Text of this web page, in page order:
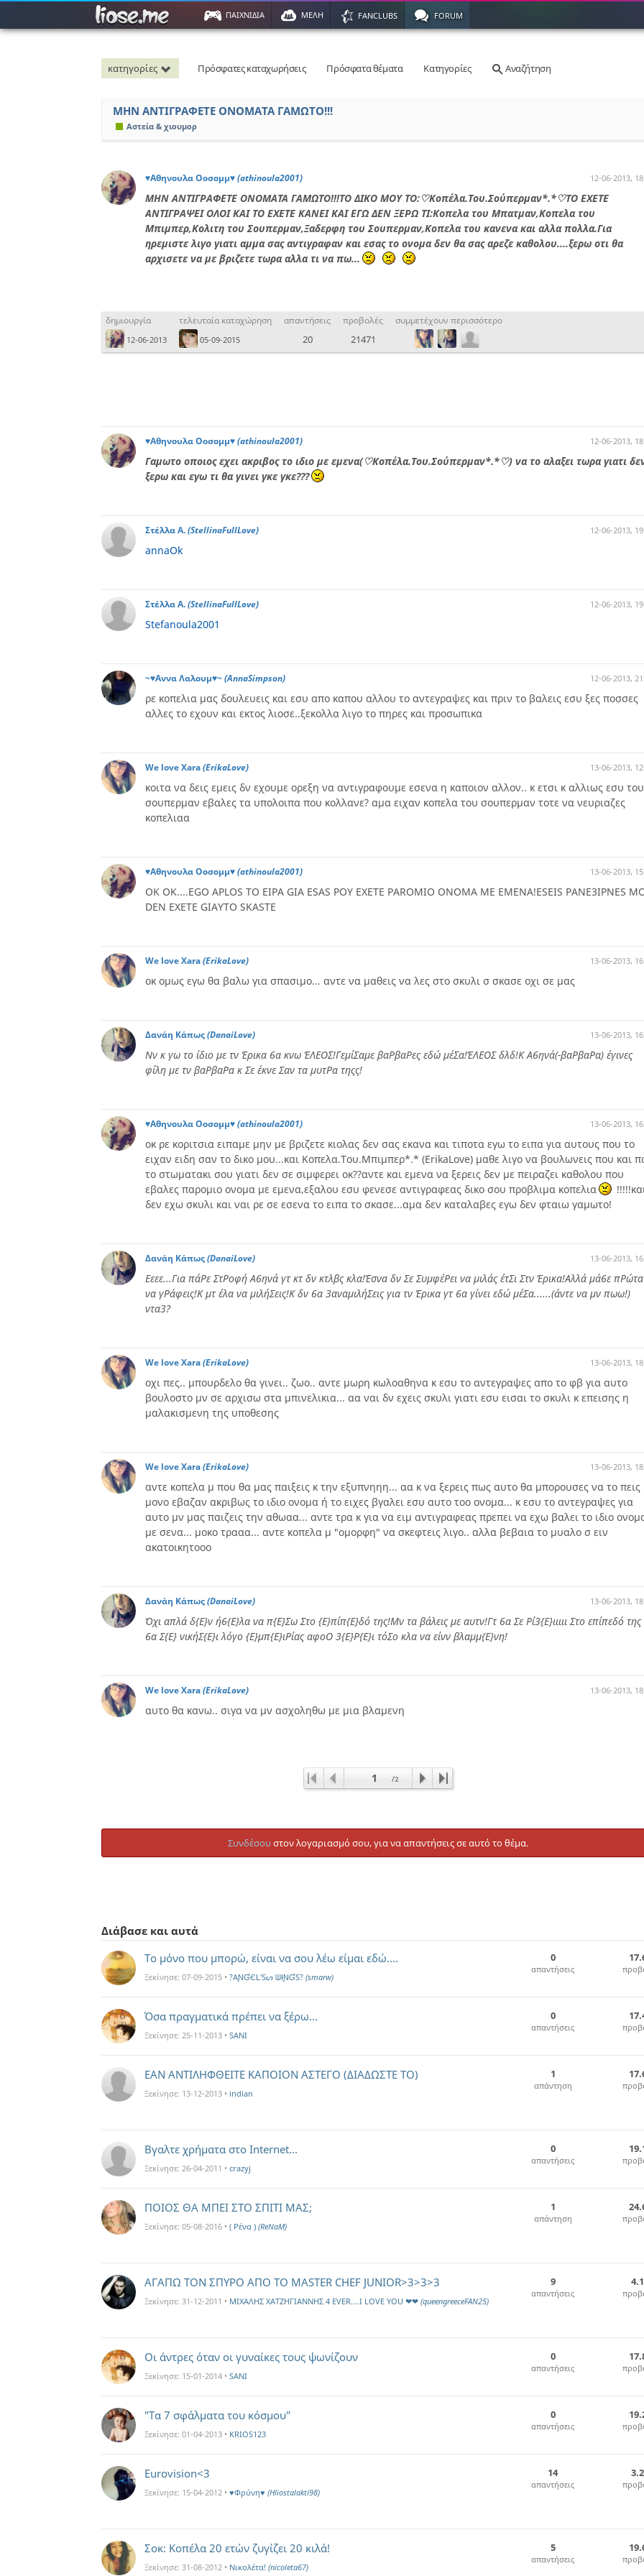
ΠΑΙΧΝΙΔΙΑ ΜΕΛΗ FANCLUBS FORUM
κατηγορίες Πρόσφατες καταχωρήσεις Πρόσφατα θέματα Κατηγορίες Αναζήτηση
ΜΗΝ ΑΝΤΙΓΡΑΦΕΤΕ ΟΝΟΜΑΤΑ ΓΑΜΩΤΟ!!!
Αστεία & χιουμορ
♥Αθηνουλα Οοσομμ♥(athinoula2001) 12-06-2013,
ΜΗΝ ΑΝΤΙΓΡΑΦΕΤΕ ΟΝΟΜΑΤΑ ΓΑΜΩΤΟ!!!ΤΟ ΔΙΚΟ ΜΟΥ ΤΟ:♡Κοπέλα.Του.Σούπερμαν*.*♡ΤΟ ΕΧΕΤΕ
ΑΝΤΙΓΡΑΨΕΙ ΟΛΟΙ ΚΑΙ ΤΟ ΕΧΕΤΕ ΚΑΝΕΙ ΚΑΙ ΕΓΩ ΔΕΝ ΞΕΡΩ ΤΙ:Κοπελα του Μπατμαν,Κοπελα του
Μπιμπερ,Κολιτη του Σουπερμαν,Ξαδερφη του Σουπερμαν,Κοπελα του κανενα και αλλα πολλα.Για
ηρεμιστε λιγο γιατι αμμα σας αντιγραφαν και εσας το ονομα δεν θα σας αρεζε καθολου....ξερω οτι θα
αρχισετε να με βριζετε τωρα αλλα τι να πω...
δημιουργία
12-06-2013
τελευταία καταχώρηση
05-09-2015
απαντήσεις
20
προβολές
21471
συμμετέχουν περισσότερο
♥Αθηνουλα Οοσομμ♥(athinoula2001) 12-06-2013,
Γαμωτο οποιος εχει ακριβος το ιδιο με εμενα(♡Κοπέλα.Του.Σούπερμαν*.*♡) να το αλαξει τωρα γιατι
ξερω και εγω τι θα γινει γκε γκε???
Στέλλα Α.(StellinaFullLove) 12-06-2013,
annaOk
Στέλλα Α.(StellinaFullLove) 12-06-2013,
Stefanoula2001
~♥Aννα Λαλουμ♥~(AnnaSimpson) 12-06-2013,
ρε κοπελια μας δουλευεις και εσυ απο καπου αλλου το αντεγραψες και πριν το βαλεις εσυ ξες ποσσες
αλλες το εχουν και εκτος λιοσε..ξεκολλα λιγο το πηρες και προσωπικα
We love Xara(ErikaLove) 13-06-2013,
κοιτα να δεις εμεις δν εχουμε ορεξη να αντιγραφουμε εσενα η καποιον αλλον.. κ ετσι κ αλλιως εσυ του
σουπερμαν εβαλες τα υπολοιπα που κολλανε? αμα ειχαν κοπελα του σουπερμαν τοτε να νευριαζες
κοπελιαα
♥Αθηνουλα Οοσομμ♥(athinoula2001) 13-06-2013,
OK OK....EGO APLOS TO EIPA GIA ESAS POY EXETE PAROMIO ONOMA ME EMENA!ESEIS PANE3IPNES
DEN EXETE GIAYTO SKASTE
We love Xara(ErikaLove) 13-06-2013,
οκ ομως εγω θα βαλω για σπασιμο... αντε να μαθεις να λες στο σκυλι σ σκασε οχι σε μας
Δανάη Κάπως(DanaiLove) 13-06-2013,
Νν κ γω το ίδιο με τν Έρικα 6α κνω ΈΛΕΟΣ!ΓεμίΣαμε βαΡβαΡες εδώ μέΣα!ΈΛΕΟΣ δλδ!Κ Α6ηνά(-βαΡβαΡα) έγινες
φίλη με τν βαΡβαΡα κ Σε έκνε Σαν τα μυτΡα τηςς!
♥Αθηνουλα Οοσομμ♥(athinoula2001) 13-06-2013,
οκ ρε κοριτσια ειπαμε μην με βριζετε κιολας δεν σας εκανα και τιποτα εγω το ειπα για αυτους που το
ειχαν ειδη σαν το δικο μου...και Κοπελα.Του.Μπιμπερ*.* (ErikaLove) μαθε λιγο να βουλωνεις που και
το στωματακι σου γιατι δεν σε σιμφερει οκ??αντε και εμενα να ξερεις δεν με πειραζει καθολου που
εβαλες παρομιο ονομα με εμενα,εξαλου εσυ φενεσε αντιγραφεας δικο σου προβλιμα κοπελια
δεν εχω σκυλι και ναι ρε σε εσενα το ειπα το σκασε...αμα δεν καταλαβες εγω δεν φταιω γαμωτο!
Δανάη Κάπως(DanaiLove) 13-06-2013,
Εεεε...Για πάΡε ΣτΡοφή Α6ηνά γτ κτ δν κτλβς κλα!Έσνα δν Σε ΣυμφέΡει να μιλάς έτΣι Στν Έρικα!Αλλά μά6ε πΡώτα
να γΡάφεις!Κ μτ έλα να μιλήΣεις!Κ δν 6α 3αναμιλήΣεις για τν Έρικα γτ 6α γίνει εδώ μέΣα......(άντε να μν πωω!)
ντα3?
We love Xara(ErikaLove) 13-06-2013,
οχι πες.. μπουρδελο θα γινει.. ζωο.. αντε μωρη κωλοαθηνα κ εσυ το αντεγραψες απο το φβ για αυτο
βουλοστο μν σε αρχισω στα μπινελικια... αα ναι δν εχεις σκυλι γιατι εσυ εισαι το σκυλι κ επεισης η
μαλακισμενη της υποθεσης
We love Xara(ErikaLove) 13-06-2013,
αντε κοπελα μ που θα μας παιξεις κ την εξυπνηηη... αα κ να ξερεις πως αυτο θα μπορουσες να το πεις
μονο εβαζαν ακριβως το ιδιο ονομα ή το ειχες βγαλει εσυ αυτο τοο ονομα... κ εσυ το αντεγραψες για
αυτο μν μας παιζεις την αθωαα... αντε τρα κ για να ειμ αντιγραφεας πρεπει να εχω βαλει το ιδιο
με σενα... μοκο τρααα... αντε κοπελα μ "ομορφη" να σκεφτεις λιγο.. αλλα βεβαια το μυαλο σ ειν
ακατοικητοοο
Δανάη Κάπως(DanaiLove) 13-06-2013,
Όχι απλά δ{Ε}ν ή6{Ε}λα να π{Ε}Σω Στο {Ε}πίπ{Ε}δό της!Μν τα βάλεις με αυτν!Γτ 6α Σε Ρί3{Ε}ιιιιι Στο επίπεδό της
6α Σ{Ε} νικήΣ{Ε}ι λόγο {Ε}μπ{Ε}ιΡίας αφοΟ 3{Ε}Ρ{Ε}ι τόΣο κλα να είνν βλαμμ{Ε}νη!
We love Xara(ErikaLove) 13-06-2013,
αυτο θα κανω.. σιγα να μν ασχοληθω με μια βλαμενη
1 /2
Συνδέσουστον λογαριασμό σου, για να απαντήσεις σε αυτό το θέμα.
Διάβασε και αυτά
Το μόνο που μπορώ, είναι να σου λέω είμαι εδώ....
Ξεκίνησε: 07-09-2015 • ?AƝƓЄԼ'Sᔕ ᗯƗƝƓS? (smarw)
0
απαντήσεις
Όσα πραγματικά πρέπει να ξέρω...
Ξεκίνησε: 25-11-2013 • SANI
0
απαντήσεις
ΕΑΝ ΑΝΤΙΛΗΦΘΕΙΤΕ ΚΑΠΟΙΟΝ ΑΣΤΕΓΟ (ΔΙΑΔΩΣΤΕ ΤΟ)
Ξεκίνησε: 13-12-2013 • indian
1
απάντηση
Βγαλτε χρήματα στο Internet...
Ξεκίνησε: 26-04-2011 • crazyj
0
απαντήσεις
ΠΟΙΟΣ ΘΑ ΜΠΕΙ ΣΤΟ ΣΠΙΤΙ ΜΑΣ;
Ξεκίνησε: 05-08-2016 • ( Ρένα ) (ReNaM)
1
απάντηση
ΑΓΑΠΩ ΤΟΝ ΣΠΥΡΟ ΑΠΟ ΤΟ MASTER CHEF JUNIOR>3>3>3
Ξεκίνησε: 31-12-2011 • MIXAΛΗΣ ΧΑΤΖΗΓΙΑΝΝΗΣ 4 EVER....I LOVE YOU ❤❤ (queengreeceFAN25)
9
απαντήσεις
Οι άντρες όταν οι γυναίκες τους ψωνίζουν
Ξεκίνησε: 15-01-2014 • SANI
0
απαντήσεις
"Τα 7 σφάλματα του κόσμου"
Ξεκίνησε: 01-04-2013 • KRIOS123
0
απαντήσεις
Eurovision<3
Ξεκίνησε: 15-04-2012 • ♥Φρύνη♥ (Hliostalakti98)
14
απαντήσεις
Σοκ: Κοπέλα 20 ετών ζυγίζει 20 κιλά!
Ξεκίνησε: 31-08-2012 • Νικολέτα! (nicoleta67)
5
απαντήσεις